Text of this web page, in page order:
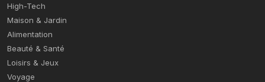
High-Tech
Maison & Jardin
Alimentation
Beauté & Santé
Loisirs & Jeux
Voyage